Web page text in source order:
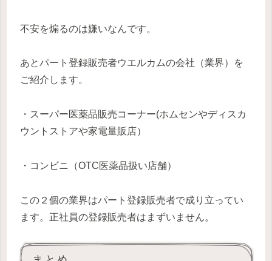
不安を煽るのは嫌いなんです。
あとパート登録販売者ウエルカムの会社（業界）を
ご紹介します。
・スーパー医薬品販売コーナー(ホムセンやディスカ
ウントストアや家電量販店）
・コンビニ（OTC医薬品扱い店舗）
この２個の業界はパート登録販売者で成り立ってい
ます。正社員の登録販売者はまずいません。